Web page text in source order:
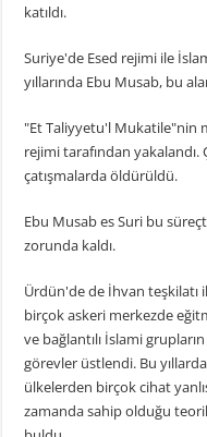
katıldı.
Suriye'de Esed rejimi ile
yıllarında Ebu Musab, bu
"Et Taliyyetu'l Mukatile"nin
rejimi tarafından
çatışmalarda öldürüldü.
Ebu Musab es Suri bu
zorunda kaldı.
Ürdün'de de İhvan teşkilatı
birçok askeri merkezde
ve bağlantılı İslami
görevler üstlendi. Bu
ülkelerden birçok cihat
zamanda sahip olduğu